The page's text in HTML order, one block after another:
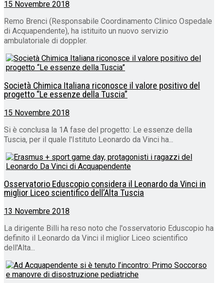
15 Novembre 2018
Remo Brenci (Responsabile Coordinamento Clinico Ospedale
di Acquapendente), ha istituito un nuovo servizio
ambulatoriale di doppler.
Società Chimica Italiana riconosce il valore positivo del
progetto “Le essenze della Tuscia”
15 Novembre 2018
Si è conclusa la 1A fase del progetto: Le essenze della
Tuscia, per il quale l'Istituto Leonardo da Vinci ha...
Osservatorio Eduscopio considera il Leonardo da Vinci in
miglior Liceo scientifico dell’Alta Tuscia
13 Novembre 2018
La dirigente Billi ha reso noto che l'osservatorio Eduscopio ha
definito il Leonardo da Vinci il miglior Liceo scientifico
dell'Alta...